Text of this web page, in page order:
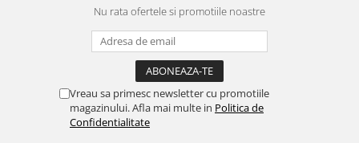
Nu rata ofertele si promotiile noastre
Vreau sa primesc newsletter cu promotiile
magazinului. Afla mai multe in Politica de
Confidentialitate